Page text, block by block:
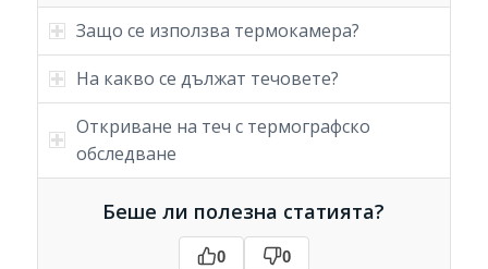
Защо се използва термокамера?
На какво се дължат течовете?
Откриване на теч с термографско
обследване
Беше ли полезна статията?
0 0